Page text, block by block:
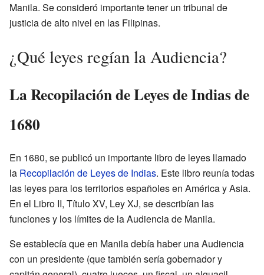
Manila. Se consideró importante tener un tribunal de
justicia de alto nivel en las Filipinas.
¿Qué leyes regían la Audiencia?
La Recopilación de Leyes de Indias de
1680
En 1680, se publicó un importante libro de leyes llamado
la Recopilación de Leyes de Indias. Este libro reunía todas
las leyes para los territorios españoles en América y Asia.
En el Libro II, Título XV, Ley XJ, se describían las
funciones y los límites de la Audiencia de Manila.
Se establecía que en Manila debía haber una Audiencia
con un presidente (que también sería gobernador y